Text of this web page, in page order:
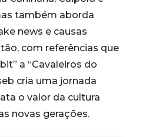
também aborda
news e causas
com referências que
a “Cavaleiros do
cria uma jornada
o valor da cultura
novas gerações.